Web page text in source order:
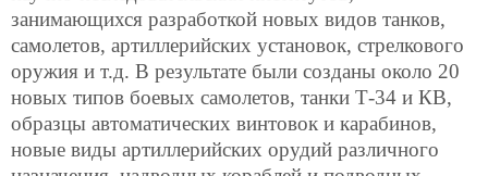
занимающихся разработкой новых видов танков,
самолетов, артиллерийских установок, стрелкового
оружия и т.д. В результате были созданы около 20
новых типов боевых самолетов, танки Т-34 и КВ,
образцы автоматических винтовок и карабинов,
новые виды артиллерийских орудий различного